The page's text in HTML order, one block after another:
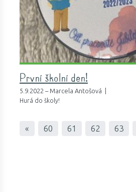
První školní den!
5.9.2022 – Marcela Antošová |
Hurá do školy!
« 60 61 62 63